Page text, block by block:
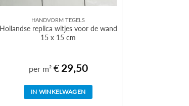
HANDVORM TEGELS
Hollandse replica witjes voor de wand
15 x 15 cm
per m² € 29,50
IN WINKELWAGEN